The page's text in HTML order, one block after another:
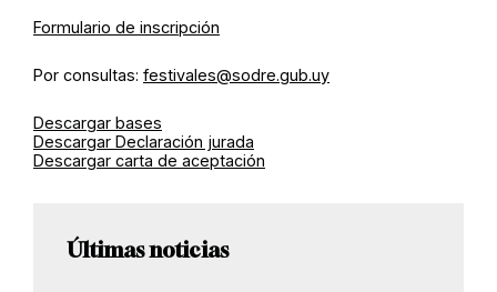
Formulario de inscripción
Por consultas: festivales@sodre.gub.uy
Descargar bases
Descargar Declaración jurada
Descargar carta de aceptación
Últimas noticias